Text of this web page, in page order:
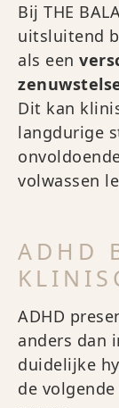
Bij THE
uitsluitend
als een
Dit kan
langdurige
volwassen
ADHD
ADHD
anders dan
duidelijke
de